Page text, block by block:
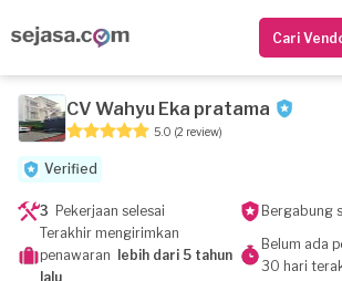
Cari
CV Wahyu Eka pratama
5.0 (2 review)
Verified
3 Pekerjaan selesai Bergabung
Terakhir mengirimkan
penawaran
lebih dari 5 tahun
lalu
Belum ada
30 hari